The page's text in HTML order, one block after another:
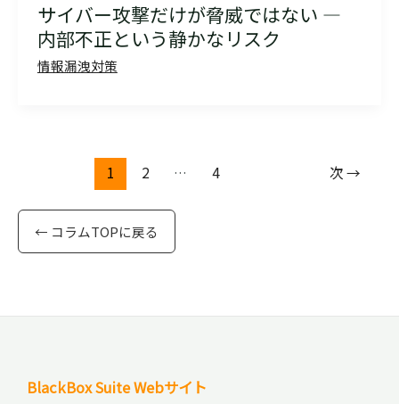
サイバー攻撃だけが脅威ではない ―
内部不正という静かなリスク
情報漏洩対策
1 2 … 4 次→
← コラムTOPに戻る
BlackBox Suite Webサイト